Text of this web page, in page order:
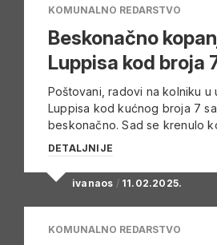
KOMUNALNO REDARSTVO
Beskonačno
Luppisa kod broja
Poštovani, radovi na kolniku u
Luppisa kod kućnog broja 7
beskonačno. Sad se krenulo
DETALJNIJE
ivanaos / 11.02.2025.
KOMUNALNO REDARSTVO